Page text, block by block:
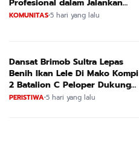
Profesional dalam Jalankan
Tugas
KOMUNITAS•5 hari yang lalu
Dansat Brimob Sultra Lepas
Benih Ikan Lele Di Mako Kompi
2 Batalion C Peloper Dukung
ketahanan Pangan Nasional
PERISTIWA•5 hari yang lalu